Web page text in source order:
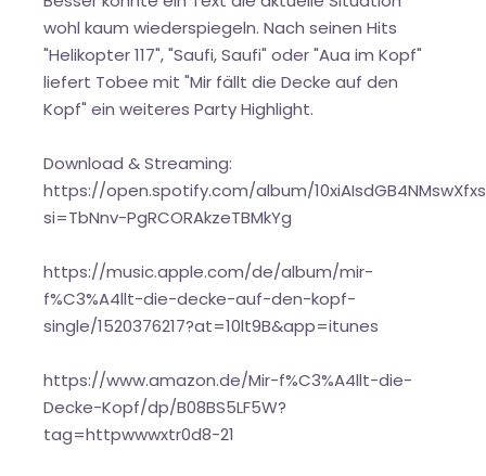
wohl kaum wiederspiegeln. Nach seinen Hits
"Helikopter 117", "Saufi, Saufi" oder "Aua im Kopf"
liefert Tobee mit "Mir fällt die Decke auf den
Kopf" ein weiteres Party Highlight.
Download & Streaming:
https://open.spotify.com/album/
si=TbNnv-PgRCORAkzeTBMkYg
https://music.apple.com/de/album/mir-
f%C3%A4llt-die-decke-auf-den-kopf-
single/1520376217?at=10lt9B&app=itunes
https://www.amazon.de/Mir-f%C3%A4llt-die-
Decke-Kopf/dp/B08BS5LF5W?
tag=httpwwwxtr0d8-21